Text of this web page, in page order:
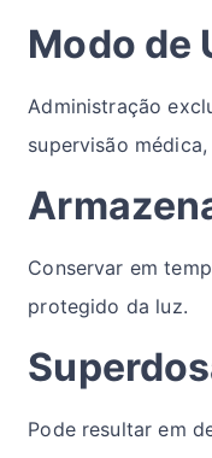
Modo de
Administração
supervisão
Conservar em
protegido da luz.
Pode resultar em